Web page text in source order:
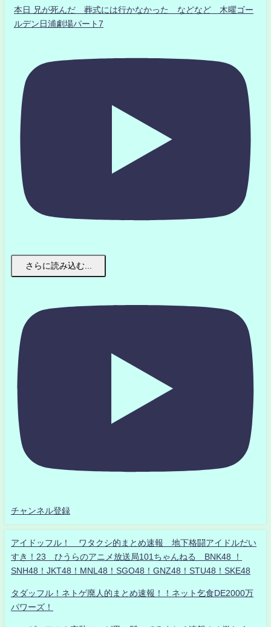
本日 兄が死んだ 葬式には行かなかった などなど 木曜ゴー
ルデン日浦劇場パート7
さらに読み込む...
チャンネル登録
アイドッフル！ ワタクシ的まとめ速報 地下格闘アイドルだい
すき！23 ひうらのアニメ放送局101ちゃんねる BNK48 ！
SNH48！JKT48！MNL48！SGO48！GNZ48！STU48！SKE48
タダッフル！ネトゲ廃人的まとめ速報！！ネット乞食DE2000万
パワーズ！